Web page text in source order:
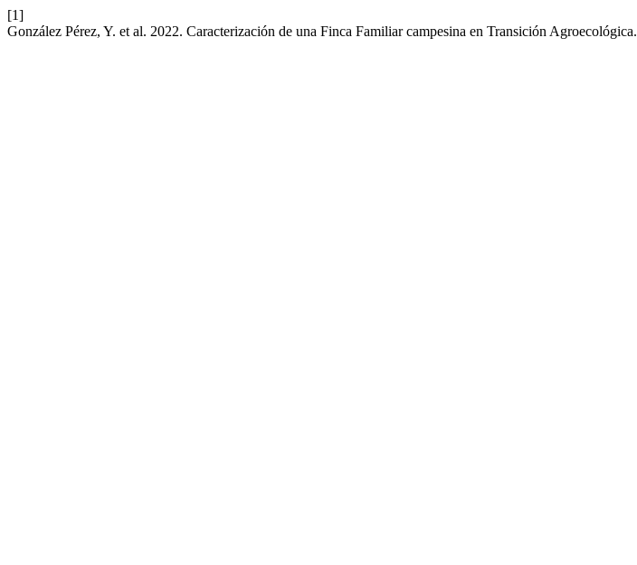
[1]
González Pérez, Y. et al. 2022. Caracterización de una Finca Familiar campesina en Transición Agroecológica.